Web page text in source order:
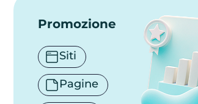
Promozione
Siti
Pagine